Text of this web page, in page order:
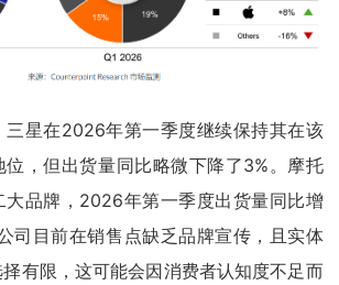
三星在2026年第一季度继续保持其在该
，但出货量同比略微下降了3%。摩托
大品牌，2026年第一季度出货量同比增
司目前在销售点缺乏品牌宣传，且实体
有限，这可能会因消费者认知度不足而